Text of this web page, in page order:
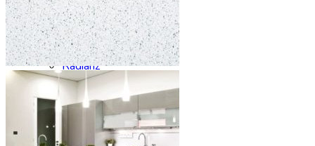
Dekton
Etna Quartz
Grandex
Noblle Quartz
Radianz
Silestone
Smartquartz
Staron
Stratos Quartz